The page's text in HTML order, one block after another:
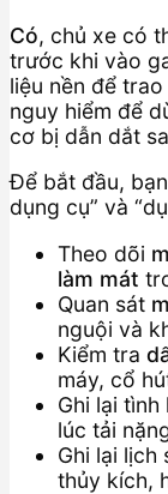
Có, chủ xe có
trước khi vào
liệu nền để
nguy hiểm để
cơ bị dẫn dắt
Để bắt đầu,
dụng cụ” và
Theo dõi
làm mát
Quan sát
nguội và
Kiểm tra
máy, cổ
Ghi lại
lúc tải
Ghi lại lịch
thủy kích,